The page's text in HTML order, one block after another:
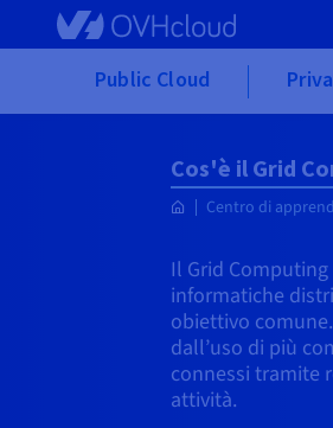
Skip to main content
Public Cloud
Cos'è il Grid
Centro di
Il Grid
informatiche
obiettivo
dall’uso di più
connessi tramite
attività.